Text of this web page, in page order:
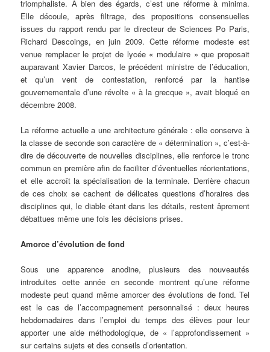
triomphaliste. A bien des égards, c’est une réforme à minima.
Elle découle, après filtrage, des propositions consensuelles
issues du rapport rendu par le directeur de Sciences Po Paris,
Richard Descoings, en juin 2009. Cette réforme modeste est
venue remplacer le projet de lycée « modulaire » que proposait
auparavant Xavier Darcos, le précédent ministre de l’éducation,
et qu’un vent de contestation, renforcé par la hantise
gouvernementale d’une révolte « à la grecque », avait bloqué en
décembre 2008.
La réforme actuelle a une architecture générale : elle conserve à
la classe de seconde son caractère de « détermination », c’est-à-
dire de découverte de nouvelles disciplines, elle renforce le tronc
commun en première afin de faciliter d’éventuelles réorientations,
et elle accroît la spécialisation de la terminale. Derrière chacun
de ces choix se cachent de délicates questions d’horaires des
disciplines qui, le diable étant dans les détails, restent âprement
débattues même une fois les décisions prises.
Amorce d’évolution de fond
Sous une apparence anodine, plusieurs des nouveautés
introduites cette année en seconde montrent qu’une réforme
modeste peut quand même amorcer des évolutions de fond. Tel
est le cas de l’accompagnement personnalisé : deux heures
hebdomadaires dans l’emploi du temps des élèves pour leur
apporter une aide méthodologique, de « l’approfondissement »
sur certains sujets et des conseils d’orientation.